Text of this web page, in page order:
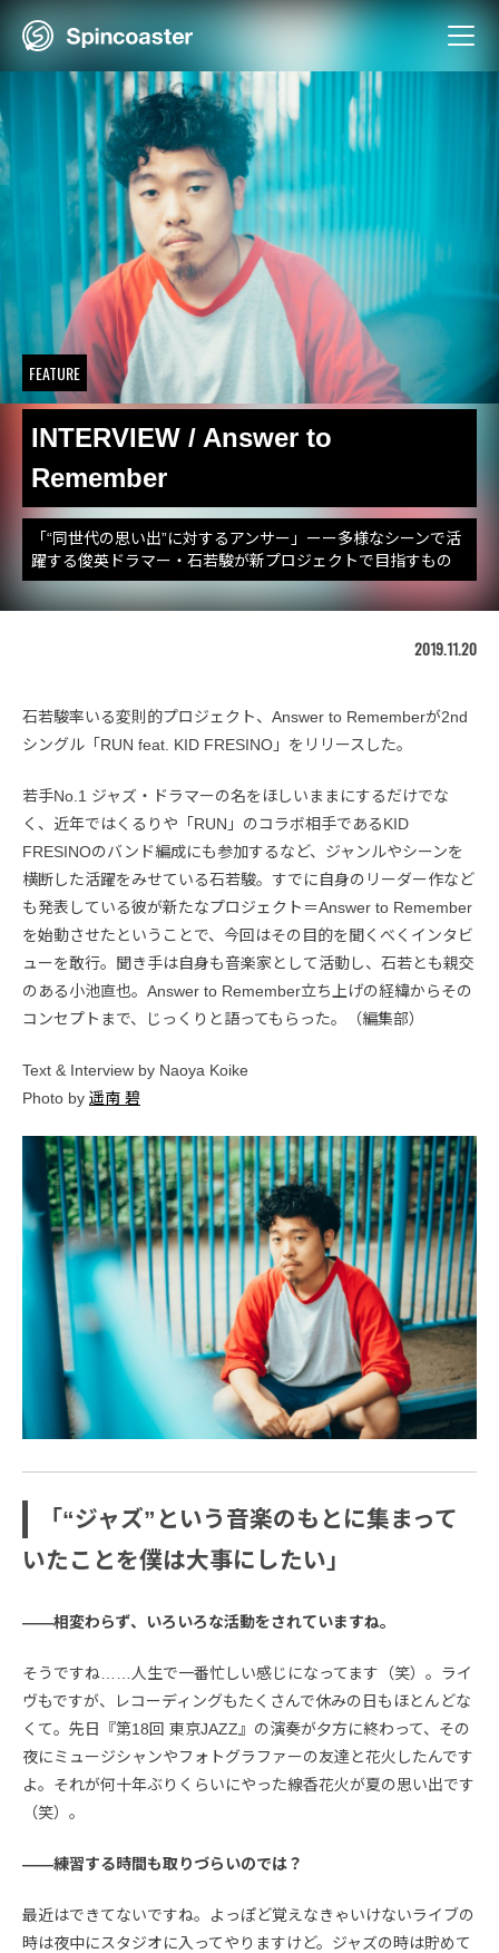
FEATURE
INTERVIEW / Answer to
Remember
「“同世代の思い出”に対するアンサー」ーー多様なシーンで活
躍する俊英ドラマー・石若駿が新プロジェクトで目指すもの
2019.11.20
石若駿率いる変則的プロジェクト、Answer to Rememberが2nd
シングル「RUN feat. KID FRESINO」をリリースした。
若手No.1 ジャズ・ドラマーの名をほしいままにするだけでな
く、近年ではくるりや「RUN」のコラボ相手であるKID
FRESINOのバンド編成にも参加するなど、ジャンルやシーンを
横断した活躍をみせている石若駿。すでに自身のリーダー作など
も発表している彼が新たなプロジェクト＝Answer to Remember
を始動させたということで、今回はその目的を聞くべくインタビ
ューを敢行。聞き手は自身も音楽家として活動し、石若とも親交
のある小池直也。Answer to Remember立ち上げの経緯からその
コンセプトまで、じっくりと語ってもらった。（編集部）
Text & Interview by Naoya Koike
Photo by 遥南 碧
「“ジャズ”という音楽のもとに集まって
いたことを僕は大事にしたい」
――相変わらず、いろいろな活動をされていますね。
そうですね……人生で一番忙しい感じになってます（笑）。ライ
ヴもですが、レコーディングもたくさんで休みの日もほとんどな
くて。先日『第18回 東京JAZZ』の演奏が夕方に終わって、その
夜にミュージシャンやフォトグラファーの友達と花火したんです
よ。それが何十年ぶりくらいにやった線香花火が夏の思い出です
（笑）。
――練習する時間も取りづらいのでは？
最近はできてないですね。よっぽど覚えなきゃいけないライブの
時は夜中にスタジオに入ってやりますけど。ジャズの時は貯めて